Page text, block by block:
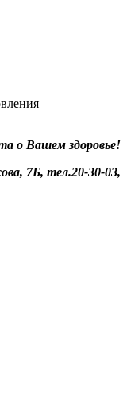
о Вашем здоровье!
7Б, тел.20-30-03,